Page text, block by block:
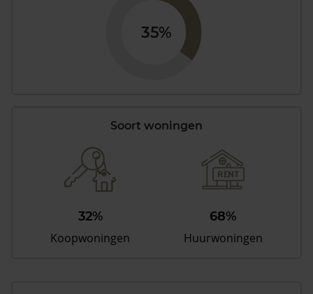
35%
Soort woningen
32%
Koopwoningen
68%
Huurwoningen